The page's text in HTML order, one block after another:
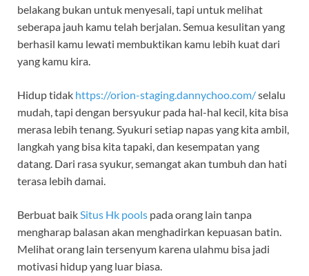
belakang bukan untuk menyesali, tapi untuk melihat
seberapa jauh kamu telah berjalan. Semua kesulitan yang
berhasil kamu lewati membuktikan kamu lebih kuat dari
yang kamu kira.
Hidup tidak https://orion-staging.dannychoo.com/selalu
mudah, tapi dengan bersyukur pada hal-hal kecil, kita bisa
merasa lebih tenang. Syukuri setiap napas yang kita ambil,
langkah yang bisa kita tapaki, dan kesempatan yang
datang. Dari rasa syukur, semangat akan tumbuh dan hati
terasa lebih damai.
Berbuat baikSitus Hk pools pada orang lain tanpa
mengharap balasan akan menghadirkan kepuasan batin.
Melihat orang lain tersenyum karena ulahmu bisa jadi
motivasi hidup yang luar biasa.